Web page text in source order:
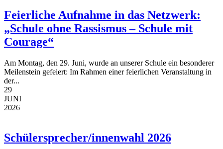
Feierliche Aufnahme in das Netzwerk:
„Schule ohne Rassismus – Schule mit
Courage“
Am Montag, den 29. Juni, wurde an unserer Schule ein besonderer
Meilenstein gefeiert: Im Rahmen einer feierlichen Veranstaltung in
der...
29
JUNI
2026
Schülersprecher/innenwahl 2026